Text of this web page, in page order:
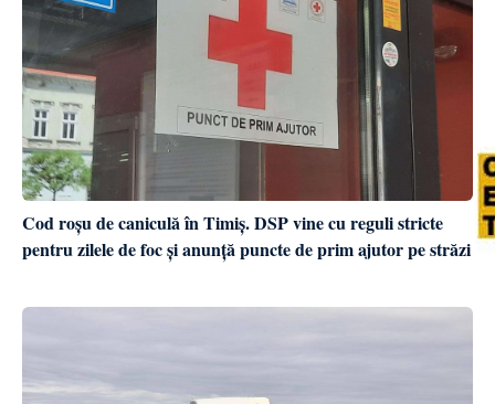
Cod roșu de caniculă în Timiș. DSP vine cu reguli stricte
pentru zilele de foc și anunță puncte de prim ajutor pe străzi